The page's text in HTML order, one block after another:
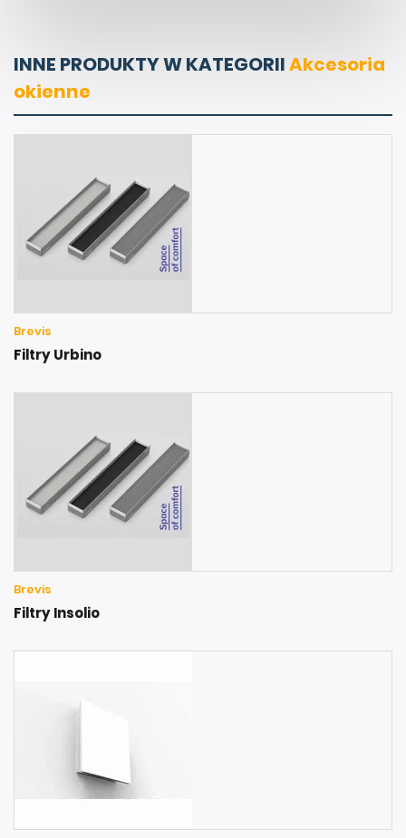
INNE PRODUKTY W KATEGORIIAkcesoria
okienne
Brevis
Filtry Urbino
Brevis
Filtry Insolio